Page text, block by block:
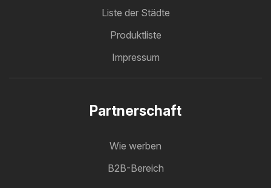
Liste der Städte
Produktliste
Impressum
Partnerschaft
Wie werben
B2B-Bereich